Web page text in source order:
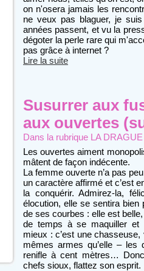
on n'osera jamais les
ne veux pas blaguer, je
années passent, et vu la
dégoter la perle rare qui
pas grâce à internet ?
Lire la suite
Susurrer aux
aux ouvertes
Dans la rubrique LA
Les ouvertes aiment
mâtent de façon indécente.
La femme ouverte n’a pas
un caractère affirmé et c’est
la conquérir. Admirez-la,
élocution, elle se sentira
de ses courbes : elle est
de temps à se maquiller et
mieux : c’est une
mêmes armes qu’elle – les
renifle à cent mètres…
chefs sioux, flattez son esprit.